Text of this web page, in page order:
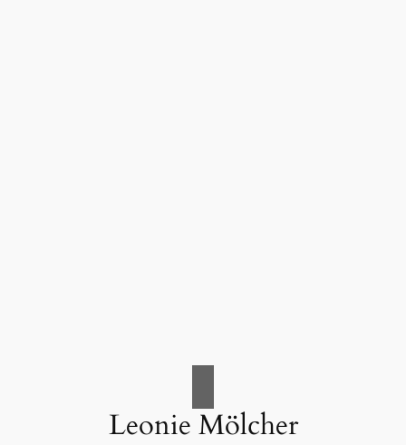
Leonie Mölcher